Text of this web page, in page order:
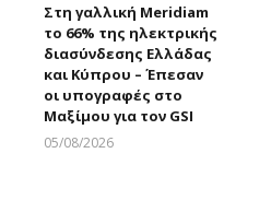
Στη γαλλική Meridiam
το 66% της ηλεκτρικής
διασύνδεσης Ελλάδας
και Κύπρου – Έπεσαν
οι υπογραφές στο
Μαξίμου για τον GSI
05/08/2026